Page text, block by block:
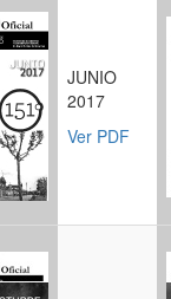
JUNIO
2017
Ver PDF